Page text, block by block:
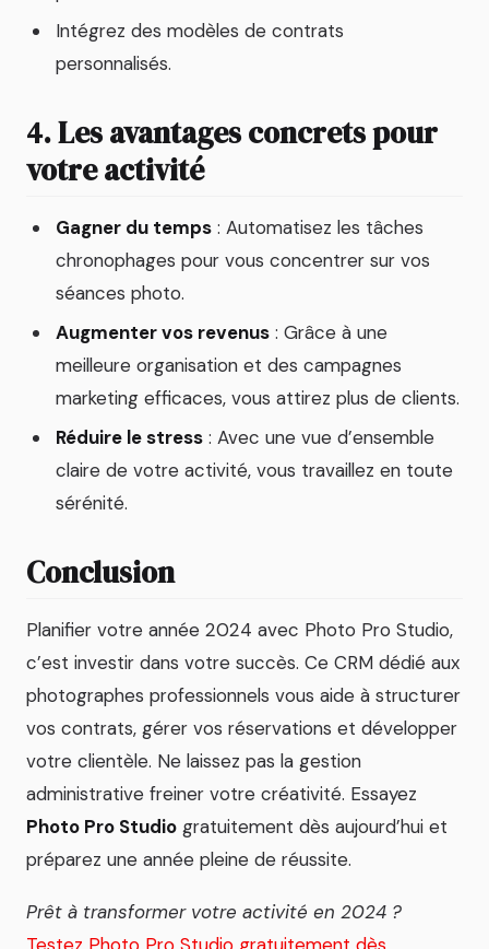
Intégrez des modèles de contrats
personnalisés.
4. Les avantages concrets pour
votre activité
Gagner du temps : Automatisez les tâches
chronophages pour vous concentrer sur vos
séances photo.
Augmenter vos revenus : Grâce à une
meilleure organisation et des campagnes
marketing efficaces, vous attirez plus de clients.
Réduire le stress : Avec une vue d’ensemble
claire de votre activité, vous travaillez en toute
sérénité.
Conclusion
Planifier votre année 2024 avec Photo Pro Studio,
c’est investir dans votre succès. Ce CRM dédié aux
photographes professionnels vous aide à structurer
vos contrats, gérer vos réservations et développer
votre clientèle. Ne laissez pas la gestion
administrative freiner votre créativité. Essayez
Photo Pro Studio gratuitement dès aujourd’hui et
préparez une année pleine de réussite.
Prêt à transformer votre activité en 2024 ?